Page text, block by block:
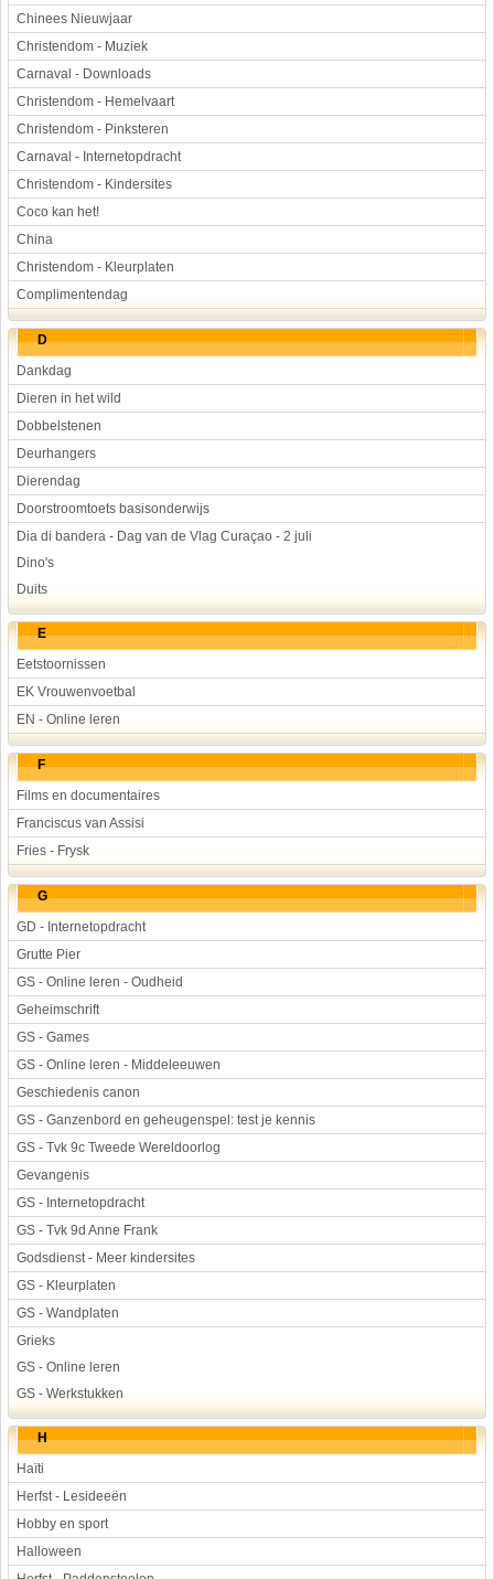
Chinees Nieuwjaar
Christendom - Muziek
Carnaval - Downloads
Christendom - Hemelvaart
Christendom - Pinksteren
Carnaval - Internetopdracht
Christendom - Kindersites
Coco kan het!
China
Christendom - Kleurplaten
Complimentendag
D
Dankdag
Dieren in het wild
Dobbelstenen
Deurhangers
Dierendag
Doorstroomtoets basisonderwijs
Dia di bandera - Dag van de Vlag Curaçao - 2 juli
Dino's
Duits
E
Eetstoornissen
EK Vrouwenvoetbal
EN - Online leren
F
Films en documentaires
Franciscus van Assisi
Fries - Frysk
G
GD - Internetopdracht
Grutte Pier
GS - Online leren - Oudheid
Geheimschrift
GS - Games
GS - Online leren - Middeleeuwen
Geschiedenis canon
GS - Ganzenbord en geheugenspel: test je kennis
GS - Tvk 9c Tweede Wereldoorlog
Gevangenis
GS - Internetopdracht
GS - Tvk 9d Anne Frank
Godsdienst - Meer kindersites
GS - Kleurplaten
GS - Wandplaten
Grieks
GS - Online leren
GS - Werkstukken
H
Haïti
Herfst - Lesideeën
Hobby en sport
Halloween